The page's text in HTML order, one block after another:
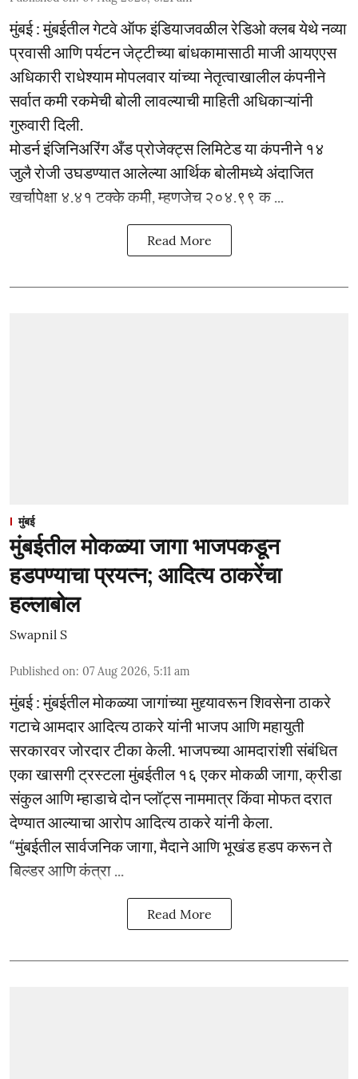
मुंबई : मुंबईतील गेटवे ऑफ इंडियाजवळील रेडिओ क्लब येथे नव्या
प्रवासी आणि पर्यटन जेट्टीच्या बांधकामासाठी माजी आयएएस
अधिकारी राधेश्याम मोपलवार यांच्या नेतृत्वाखालील कंपनीने
सर्वात कमी रकमेची बोली लावल्याची माहिती अधिकाऱ्यांनी
गुरुवारी दिली.
मोडर्न इंजिनिअरिंग अँड प्रोजेक्ट्स लिमिटेड या कंपनीने १४
जुलै रोजी उघडण्यात आलेल्या आर्थिक बोलीमध्ये अंदाजित
खर्चापेक्षा ४.४१ टक्के कमी, म्हणजेच २०४.९९ क ...
Read More
मुंबई
मुंबईतील मोकळ्या जागा भाजपकडून
हडपण्याचा प्रयत्न; आदित्य ठाकरेंचा
हल्लाबोल
Swapnil S
Published on: 07 Aug 2026, 5:11 am
मुंबई : मुंबईतील मोकळ्या जागांच्या मुद्द्यावरून शिवसेना ठाकरे
गटाचे आमदार आदित्य ठाकरे यांनी भाजप आणि महायुती
सरकारवर जोरदार टीका केली. भाजपच्या आमदारांशी संबंधित
एका खासगी ट्रस्टला मुंबईतील १६ एकर मोकळी जागा, क्रीडा
संकुल आणि म्हाडाचे दोन प्लॉट्स नाममात्र किंवा मोफत दरात
देण्यात आल्याचा आरोप आदित्य ठाकरे यांनी केला.
“मुंबईतील सार्वजनिक जागा, मैदाने आणि भूखंड हडप करून ते
बिल्डर आणि कंत्रा ...
Read More